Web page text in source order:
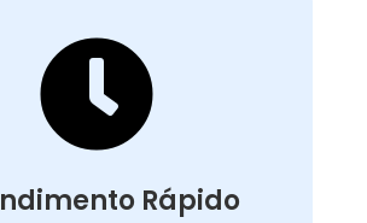

Rápido
Ágil e Eficiente
preparadas e logística eficiente,
até você com agilidade, em
metropolitana
é planejado para solucionar o